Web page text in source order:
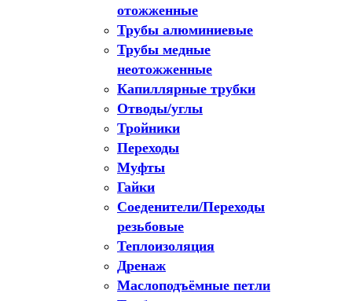
отожженные
Трубы алюминиевые
Трубы медные
неотожженные
Капиллярные трубки
Отводы/углы
Тройники
Переходы
Муфты
Гайки
Соеденители/Переходы
резьбовые
Теплоизоляция
Дренаж
Маслоподъёмные петли